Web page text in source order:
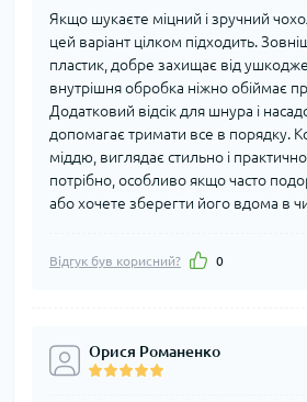
Якщо шукаєте міцний і зручний
цей варіант цілком підходить.
пластик, добре захищає від
внутрішня обробка ніжно обіймає
Додатковий відсік для шнура і
допомагає тримати все в порядку.
міддю, виглядає стильно і
потрібно, особливо якщо часто
або хочете зберегти його вдома в
Відгук був корисний? 0
Орися Романенко